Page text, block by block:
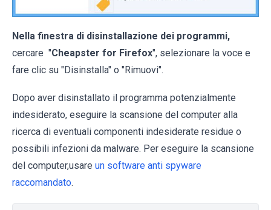
Nella finestra di disinstallazione dei programmi,
cercare "Cheapster for Firefox", selezionare la voce e
fare clic su "Disinstalla" o "Rimuovi".
Dopo aver disinstallato il programma potenzialmente
indesiderato, eseguire la scansione del computer alla
ricerca di eventuali componenti indesiderate residue o
possibili infezioni da malware. Per eseguire la scansione
del computer,usare un software anti spyware
raccomandato.